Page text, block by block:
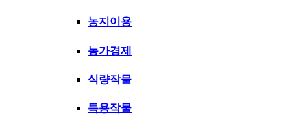
농지이용
농가경제
식량작물
특용작물